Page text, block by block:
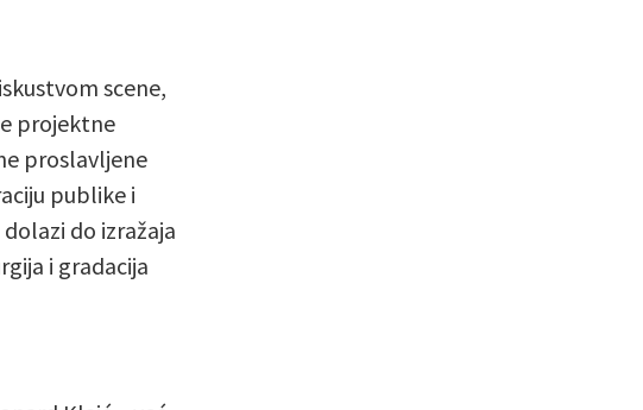
scene,
projektne
proslavljene
publike i
do izražaja
i gradacija